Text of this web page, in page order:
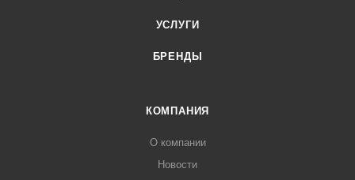
УСЛУГИ
БРЕНДЫ
КОМПАНИЯ
О компании
Новости